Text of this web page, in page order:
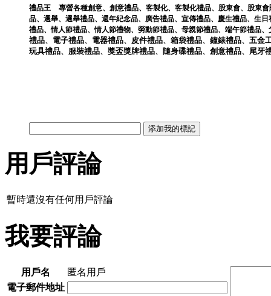
禮品王 專營各種創意、 創意禮品、 客製化、 客製化禮品、 股東會、 股東會
品、 選舉、 選舉禮品、 週年紀念品、 廣告禮品、 宣傳禮品、 慶生禮品、 生日
禮品、情人節禮品、情人節禮物、 勞動節禮品、 母親節禮品、 端午節禮品、
禮品、 電子禮品、 電器禮品、 皮件禮品、 箱袋禮品、 鐘錶禮品、 五金
玩具禮品、 服裝禮品、 獎盃獎牌禮品、 隨身碟禮品、 創意禮品、 尾牙
用戶評論
暫時還沒有任何用戶評論
我要評論
用戶名
匿名用戶
電子郵件地址